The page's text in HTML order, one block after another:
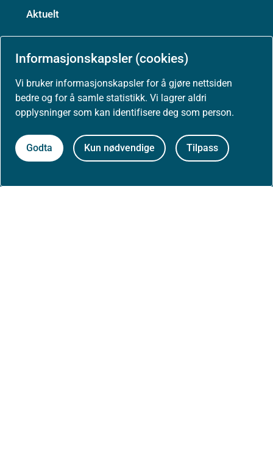
Informasjonskapsler (cookies)
Vi bruker informasjonskapsler for å gjøre nettsiden
bedre og for å samle statistikk. Vi lagrer aldri
opplysninger som kan identifisere deg som person.
Godta Kun nødvendige Tilpass
Aktuelt
Arrangementer